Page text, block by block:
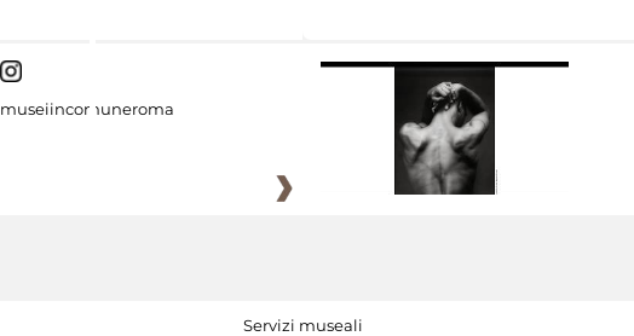
museiincomuneroma
Servizi museali